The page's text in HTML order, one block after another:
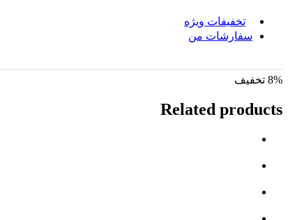
تخفیفات ویژه
سفارشات من
8% تخفیف
Related products